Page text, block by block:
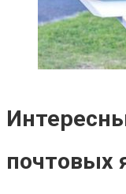
почтовых